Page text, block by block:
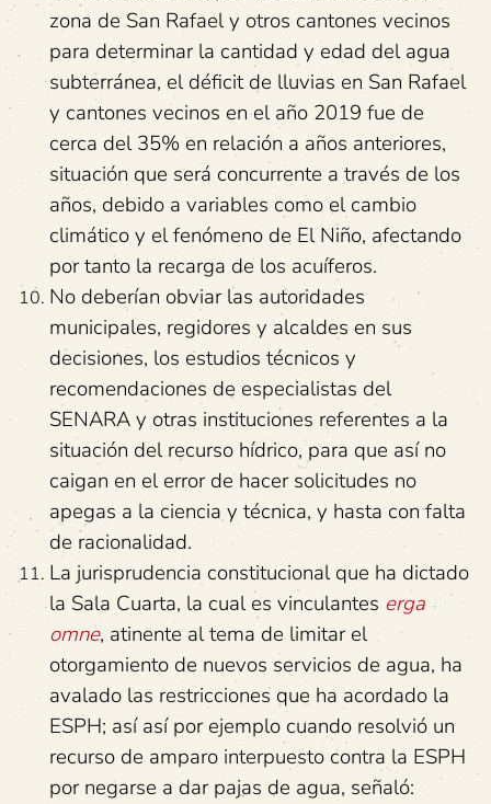
zona de San Rafael y otros cantones vecinos
para determinar la cantidad y edad del agua
subterránea, el déficit de lluvias en San Rafael
y cantones vecinos en el año 2019 fue de
cerca del 35% en relación a años anteriores,
situación que será concurrente a través de los
años, debido a variables como el cambio
climático y el fenómeno de El Niño, afectando
por tanto la recarga de los acuíferos.
No deberían obviar las autoridades
municipales, regidores y alcaldes en sus
decisiones, los estudios técnicos y
recomendaciones de especialistas del
SENARA y otras instituciones referentes a la
situación del recurso hídrico, para que así no
caigan en el error de hacer solicitudes no
apegas a la ciencia y técnica, y hasta con falta
de racionalidad.
La jurisprudencia constitucional que ha dictado
la Sala Cuarta, la cual es vinculantes erga
omne, atinente al tema de limitar el
otorgamiento de nuevos servicios de agua, ha
avalado las restricciones que ha acordado la
ESPH; así así por ejemplo cuando resolvió un
recurso de amparo interpuesto contra la ESPH
por negarse a dar pajas de agua, señaló: